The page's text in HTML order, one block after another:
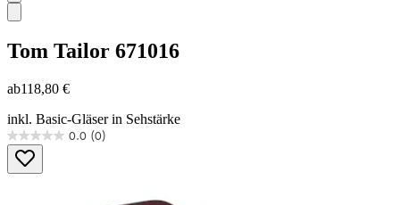
Tom Tailor 671016
ab118,80 €
inkl. Basic-Gläser in Sehstärke
0.0 (0)
0.0
von
5